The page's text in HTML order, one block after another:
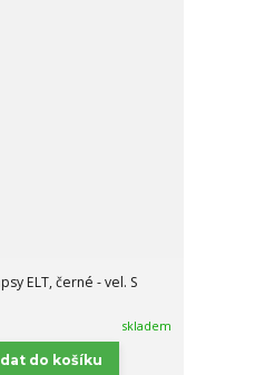
ELT, černé - vel. S
skladem
do košíku